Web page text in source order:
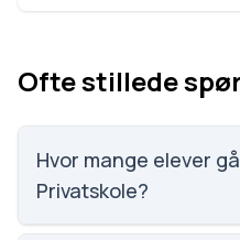
Ofte stillede
Hvor mange elever
Privatskole?